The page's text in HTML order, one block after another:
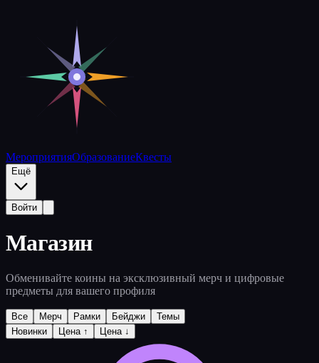
МероприятияОбразованиеКвесты
Ещё
Войти
Магазин
Обменивайте коины на эксклюзивный мерч и цифровые
предметы для вашего профиля
Все Мерч Рамки Бейджи
Темы
Новинки
Цена ↑ Цена ↓